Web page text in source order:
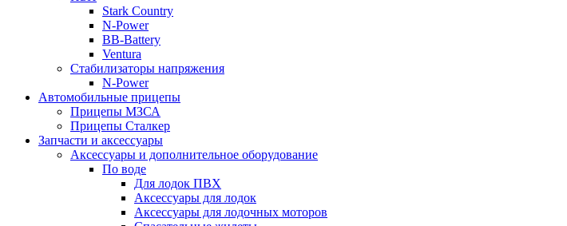
Stark Country
N-Power
BB-Battery
Ventura
Стабилизаторы напряжения
N-Power
Автомобильные прицепы
Прицепы МЗСА
Прицепы Сталкер
Запчасти и аксессуары
Аксессуары и дополнительное оборудование
По воде
Для лодок ПВХ
Аксессуары для лодок
Аксессуары для лодочных моторов